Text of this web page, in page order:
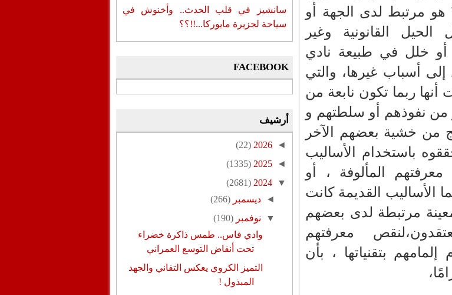
مرتبط لدى الجهة أو
القانونية وغير
أو خلل في طبيعة نادي
إلى أسباب غيرها، والتي
ربما تكون نابعة من
من نفوذهم أو سلطتهم و
من خشية بعضهم الآخر
باستخدام الأساليب
معرفتهم المألوفة ، أو
الأساليب القديمة كانت
مرتبطة لدى بعضهم
معرفتهم
إلمامهم بتقنياتها ، بأن
سانشيز في قلب الحدث.. وأخنوش في
سياحة لجزيرة مايوركا...!!؟؟
FACEBOOK
أرشيف
◄
2026
(22)
◄
2025
(1335)
▼
2024
(2681)
◄ديسمبر(266)
▼ نوفمبر(190)
وادي فاس.. طمس ذاكرة خضراء
تحت أنقاض التوسع العمراني
التميز الكروي يعكس التفاني والجهد
المبذول !